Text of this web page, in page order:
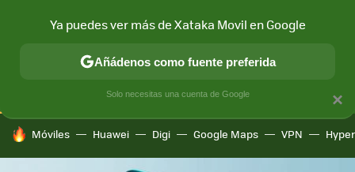
CONECTIVIDAD MÓVIL Y SOCIEDAD APLICACIONES
HOY SE HABLA DE
Móviles Huawei Digi Google Maps VPN
×
Ya puedes ver más de Xataka Movil en Google
Añádenos como fuente preferida
Solo necesitas una cuenta de Google